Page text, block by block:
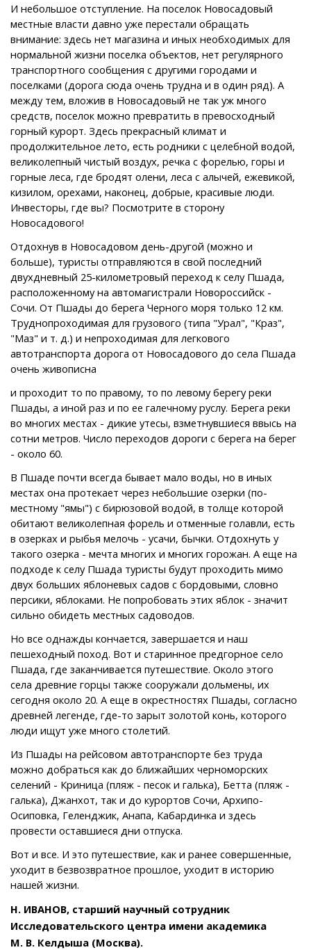
И небольшое отступление. На поселок Новосадовый
местные власти давно уже перестали обращать
внимание: здесь нет магазина и иных необходимых для
нормальной жизни поселка объектов, нет регулярного
транспортного сообщения с другими городами и
поселками (дорога сюда очень трудна и в один ряд). А
между тем, вложив в Новосадовый не так уж много
средств, поселок можно превратить в превосходный
горный курорт. Здесь прекрасный климат и
продолжительное лето, есть родники с целебной водой,
великолепный чистый воздух, речка с форелью, горы и
горные леса, где бродят олени, леса с алычей, ежевикой,
кизилом, орехами, наконец, добрые, красивые люди.
Инвесторы, где вы? Посмотрите в сторону
Новосадового!
Отдохнув в Новосадовом день-другой (можно и
больше), туристы отправляются в свой последний
двухдневный 25-килoмeтpoвый переход к селу Пшада,
расположенному на автомагистрали Новороссийск -
Сочи. От Пшады до берега Черного моря только 12 км.
Труднопроходимая для грузового (типа "Урал", "Краз",
"Маз" и т. д.) и непроходимая для легкового
автотранспорта дорога от Новосадового до села Пшада
очень живописна
и проходит то по правому, то по левому берегу реки
Пшады, а иной раз и по ее галечному руслу. Берега реки
во многих местах - дикие утесы, взметнувшиеся ввысь на
сотни метров. Число переходов дороги с берега на берег
- около 60.
В Пшаде почти всегда бывает мало воды, но в иных
местах она протекает через небольшие озерки (по-
местному "ямы") с бирюзовой водой, в толще которой
обитают великолепная форель и отменные голавли, есть
в озерках и рыбья мелочь - усачи, бычки. Отдохнуть у
такого озерка - мечта многих и многих горожан. А еще на
подходе к селу Пшада туристы будут проходить мимо
двух больших яблоневых садов с бордовыми, словно
персики, яблоками. Не попробовать этих яблок - значит
сильно обидеть местных садоводов.
Но все однажды кончается, завершается и наш
пешеходный поход. Вот и старинное предгорное село
Пшада, где заканчивается путешествие. Около этого
села древние горцы также сооружали дольмены, их
сегодня около 20. А еще в окрестностях Пшады, согласно
древней легенде, где-то зарыт золотой конь, которого
люди ищут уже много столетий.
Из Пшады на рейсовом автотранспорте без труда
можно добраться как до ближайших черноморских
селений - Криница (пляж - песок и галька), Бетта (пляж -
галька), Джанхот, так и до курортов Сочи, Архипо-
Осиповка, Геленджик, Анапа, Кабардинка и здесь
провести оставшиеся дни отпуска.
Вот и все. И это путешествие, как и ранее совершенные,
уходит в безвозвратное прошлое, уходит в историю
нашей жизни.
Н. ИВАНОВ, старший научный сотрудник
Исследовательского центра имени академика
М. В. Келдыша (Москва).